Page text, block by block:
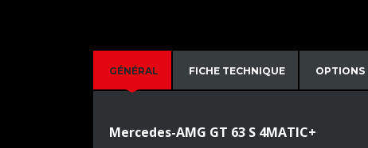
GÉNÉRAL FICHE TECHNIQUE OPTIONS
Mercedes-AMG GT 63 S 4MATIC+